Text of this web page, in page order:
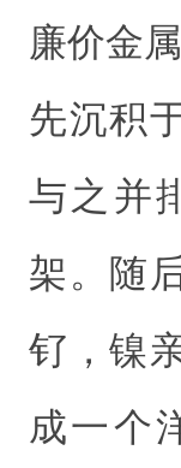
廉价金
先沉积
与之并
架。随
钌，镍
成一个